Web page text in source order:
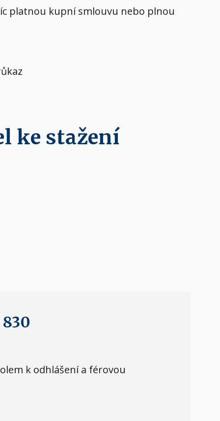
platnou kupní smlouvu nebo plnou
ke stažení
k odhlášení a férovou